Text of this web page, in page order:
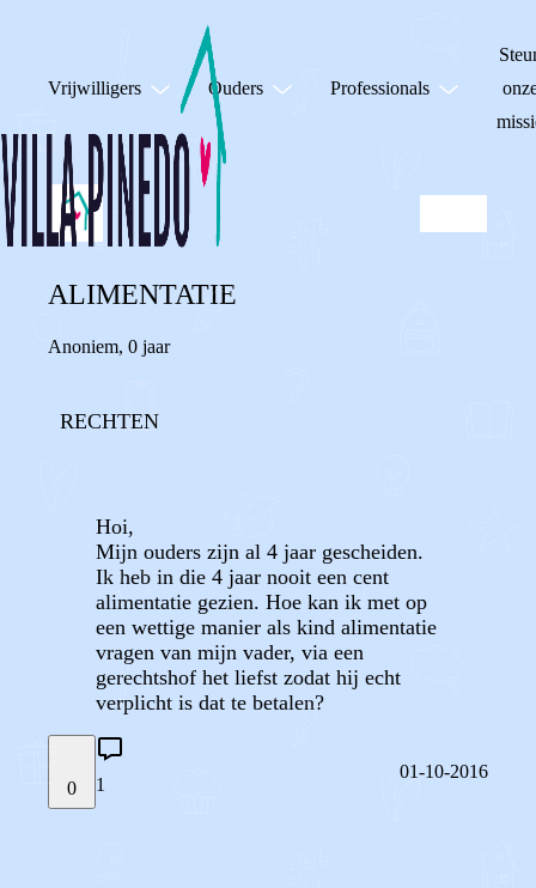
Vrijwilligers Ouders Professionals
ALIMENTATIE
Anoniem, 0 jaar
RECHTEN
Hoi,
Mijn ouders zijn al 4 jaar gescheiden.
Ik heb in die 4 jaar nooit een cent
alimentatie gezien. Hoe kan ik met op
een wettige manier als kind alimentatie
vragen van mijn vader, via een
gerechtshof het liefst zodat hij echt
verplicht is dat te betalen?
0 1
01-10-2016